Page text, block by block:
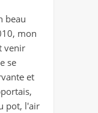
beau
mon
venir
se
e et
pot, l'air